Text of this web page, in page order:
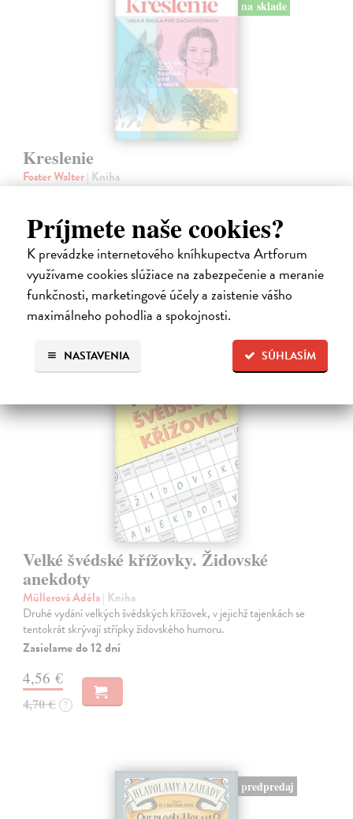
Príjmete naše cookies?
K prevádzke internetového kníhkupectva Artforum
využívame cookies slúžiace na zabezpečenie a meranie
funkčnosti, marketingové účely a zaistenie vášho
maximálneho pohodlia a spokojnosti.
SÚHLASÍM
NASTAVENIA
na sklade
Kreslenie
Foster Walter| Kniha
Kompletná príručka pre začínajúcich umelcov, ktorá ich krok za
procesom tvorby - od výberu nástrojov, pomôcok a materiálov cez
zvládnutie…
Na sklade
18,95 €
19,95 € ?
Velké švédské křížovky. Židovské
anekdoty
Müllerová Adéla| Kniha
Druhé vydání velkých švédských křížovek, v jejichž tajenkách se
tentokrát skrývají střípky židovského humoru.
Zasielame do 12 dní
4,56 €
4,70 € ?
predpredaj